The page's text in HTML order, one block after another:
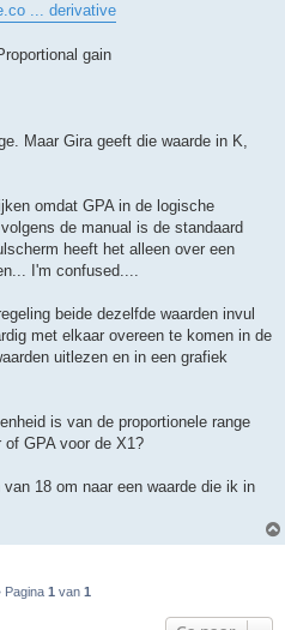
... derivative
gain
Maar Gira geeft die waarde in K,
omdat GPA in de logische
de manual is de standaard
heeft het alleen over een
I'm confused....
beide dezelfde waarden invul
met elkaar overeen te komen in de
uitlezen en in een grafiek
is van de proportionele range
GPA voor de X1?
18 om naar een waarde die ik in
Pagina 1 van 1